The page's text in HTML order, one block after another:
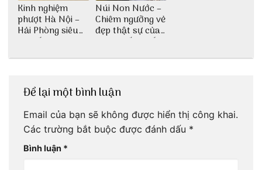
Kinh nghiệm
phượt Hà Nội –
Hải Phòng siêu
chi tiết dành cho
Núi Non Nước –
Chiêm ngưỡng vẻ
đẹp thật sự của
di tích cấp quốc
Để lại một bình luận
Email của bạn sẽ không được hiển thị công khai.
Các trường bắt buộc được đánh dấu *
Bình luận *